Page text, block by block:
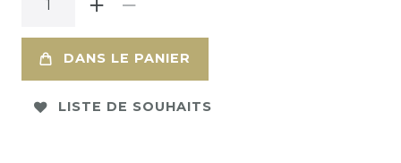
DANS LE PANIER
LISTE DE SOUHAITS